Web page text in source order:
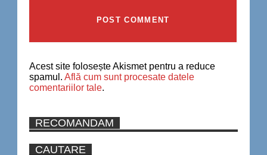
Acest site folosește Akismet pentru a reduce
spamul. Află cum sunt procesate datele
comentariilor tale.
RECOMANDAM
CAUTARE